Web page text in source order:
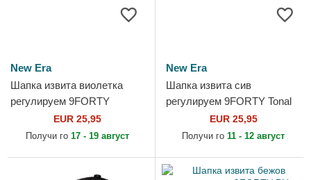
New Era
Шапка извита виолетка
регулируем 9FORTY
League Essential на New
York Yankees MLB от New
EUR 25,95
Получи го 17 - 19 август
New Era
Шапка извита сив
регулируем 9FORTY Tonal
на New York Yankees MLB
от New Era
EUR 25,95
Получи го 11 - 12 август